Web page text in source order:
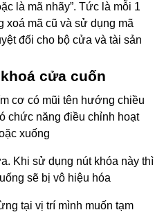
là mã nhãy”. Tức là mỗi 1
xoá mã cũ và sử dụng mã
đối cho bộ cửa và tài sản
cửa cuốn
cơ có mũi tên hướng chiều
chức năng điều chỉnh hoạt
xuống
Khi sử dụng nút khóa này thì
sẽ bị vô hiệu hóa
tại vị trí mình muốn tạm